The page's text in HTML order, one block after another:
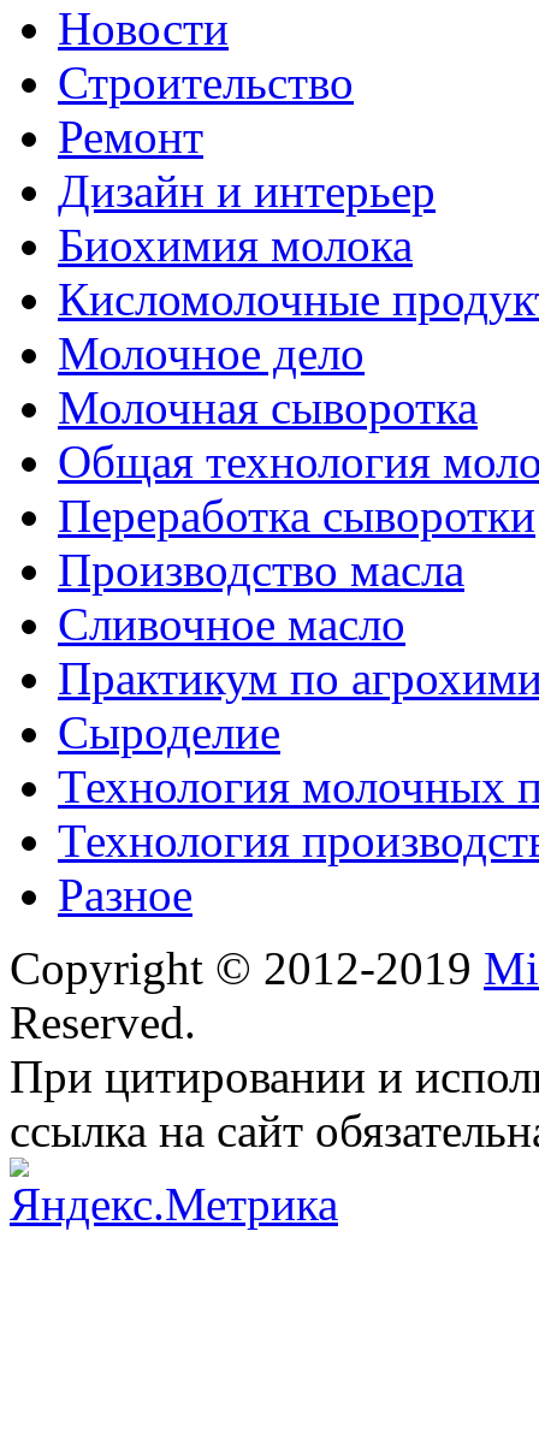
Новости
Строительство
Ремонт
Дизайн и интерьер
Биохимия молока
Кисломолочные
Молочное дело
Молочная сыворотка
Общая технология
Переработка сыворотки
Производство масла
Сливочное масло
Практикум по
Сыроделие
Технология молочных
Технология
Разное
Copyright © 2012-2019
Reserved.
При цитировании и
ссылка на сайт